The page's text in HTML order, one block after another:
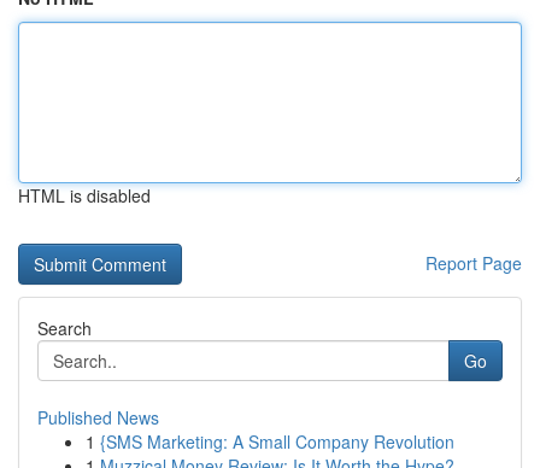
HTML is disabled
Report Page
Search
Go
Published News
1 {SMS Marketing: A Small Company Revolution